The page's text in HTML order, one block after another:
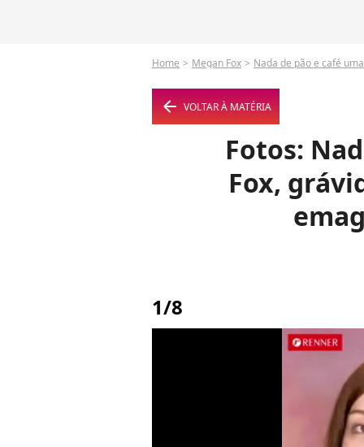
Home Megan Fox Nada de pão e café
arrow_left VOLTAR À MATÉRIA
Fotos:
Fox,
1/8